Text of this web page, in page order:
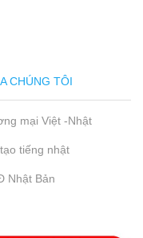
CHÚNG TÔI
mại Việt -Nhật
tiếng nhật
Nhật Bản